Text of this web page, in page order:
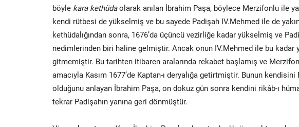
böyle kara kethüda olarak anılan İbrahim Paşa, böylece Merzifonlu ile
kendi rütbesi de yükselmiş ve bu sayede Padişah IV.Mehmed ile de
kethüdalığından sonra, 1676’da üçüncü vezirliğe kadar yükselmiş ve
nedimlerinden biri haline gelmiştir. Ancak onun IV.Mehmed ile bu kadar
gitmemiştir. Bu tarihten itibaren aralarında rekabet başlamış ve
amacıyla Kasım 1677’de Kaptan-ı deryalığa getirtmiştir. Bunun
olduğunu anlayan İbrahim Paşa, on dokuz gün sonra kendini rikâb-ı
tekrar Padişahın yanına geri dönmüştür.